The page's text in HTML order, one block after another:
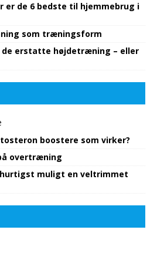
er de 6 bedste til hjemmebrug i
som træningsform
de erstatte højdetræning – eller
boostere som virker?
overtræning
hurtigst muligt en veltrimmet